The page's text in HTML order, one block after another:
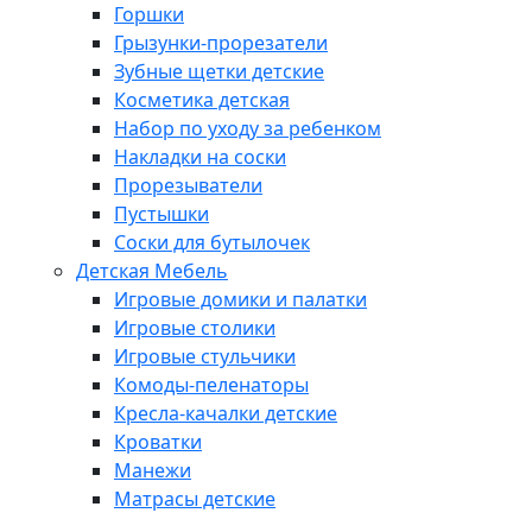
Горшки
Грызунки-прорезатели
Зубные щетки детские
Косметика детская
Набор по уходу за ребенком
Накладки на соски
Прорезыватели
Пустышки
Соски для бутылочек
Детская Мебель
Игровые домики и палатки
Игровые столики
Игровые стульчики
Комоды-пеленаторы
Кресла-качалки детские
Кроватки
Манежи
Матрасы детские